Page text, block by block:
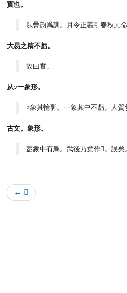
實也。
以疊韵爲訓。月令正義引春秋元
大易之精不虧。
故曰實。
从○一象形。
○象其輪郭。一象其中不虧。人質
古文。象形。
葢象中有烏。武後乃竟作𡆠。誤矣。
← 𨖹